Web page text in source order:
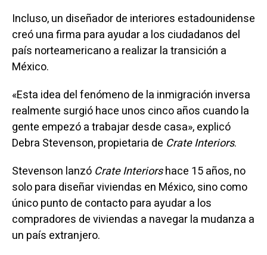
Incluso, un diseñador de interiores estadounidense
creó una firma para ayudar a los ciudadanos del
país norteamericano a realizar la transición a
México.
«Esta idea del fenómeno de la inmigración inversa
realmente surgió hace unos cinco años cuando la
gente empezó a trabajar desde casa», explicó
Debra Stevenson, propietaria de Crate Interiors.
Stevenson lanzó Crate Interiorshace 15 años, no
solo para diseñar viviendas en México, sino como
único punto de contacto para ayudar a los
compradores de viviendas a navegar la mudanza a
un país extranjero.